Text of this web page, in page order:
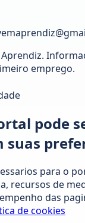
Aprendiz.
emprego.
pode
suas
para o
recursos de
das
de cookies